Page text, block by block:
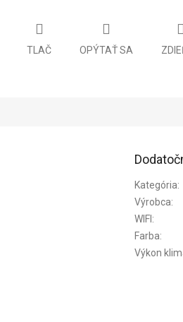
TLAČ OPÝTAŤ SA
Kategória:
Výrobca:
WIFI :
Farba:
Výkon